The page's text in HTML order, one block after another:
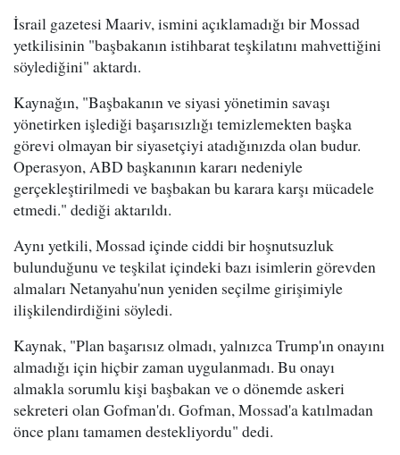
İsrail gazetesi Maariv, ismini açıklamadığı bir Mossad
yetkilisinin "başbakanın istihbarat teşkilatını mahvettiğini
söylediğini" aktardı.
Kaynağın, "Başbakanın ve siyasi yönetimin savaşı
yönetirken işlediği başarısızlığı temizlemekten başka
görevi olmayan bir siyasetçiyi atadığınızda olan budur.
Operasyon, ABD başkanının kararı nedeniyle
gerçekleştirilmedi ve başbakan bu karara karşı mücadele
etmedi." dediği aktarıldı.
Aynı yetkili, Mossad içinde ciddi bir hoşnutsuzluk
bulunduğunu ve teşkilat içindeki bazı isimlerin görevden
almaları Netanyahu'nun yeniden seçilme girişimiyle
ilişkilendirdiğini söyledi.
Kaynak, "Plan başarısız olmadı, yalnızca Trump'ın onayını
almadığı için hiçbir zaman uygulanmadı. Bu onayı
almakla sorumlu kişi başbakan ve o dönemde askeri
sekreteri olan Gofman'dı. Gofman, Mossad'a katılmadan
önce planı tamamen destekliyordu" dedi.